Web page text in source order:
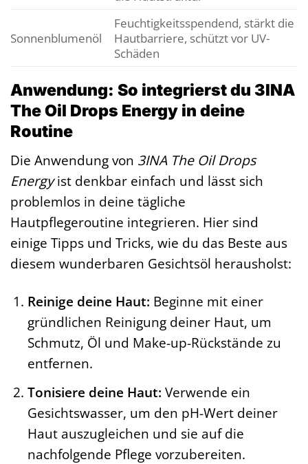
Sonnenblumenöl
Feuchtigkeitsspendend, stärkt die
Hautbarriere, schützt vor UV-
Schäden
Anwendung: So integrierst du 3INA
The Oil Drops Energy in deine
Routine
Die Anwendung von 3INA The Oil Drops
Energyist denkbar einfach und lässt sich
problemlos in deine tägliche
Hautpflegeroutine integrieren. Hier sind
einige Tipps und Tricks, wie du das Beste aus
diesem wunderbaren Gesichtsöl herausholst:
Reinige deine Haut: Beginne mit einer
gründlichen Reinigung deiner Haut, um
Schmutz, Öl und Make-up-Rückstände zu
entfernen.
Tonisiere deine Haut: Verwende ein
Gesichtswasser, um den pH-Wert deiner
Haut auszugleichen und sie auf die
nachfolgende Pflege vorzubereiten.